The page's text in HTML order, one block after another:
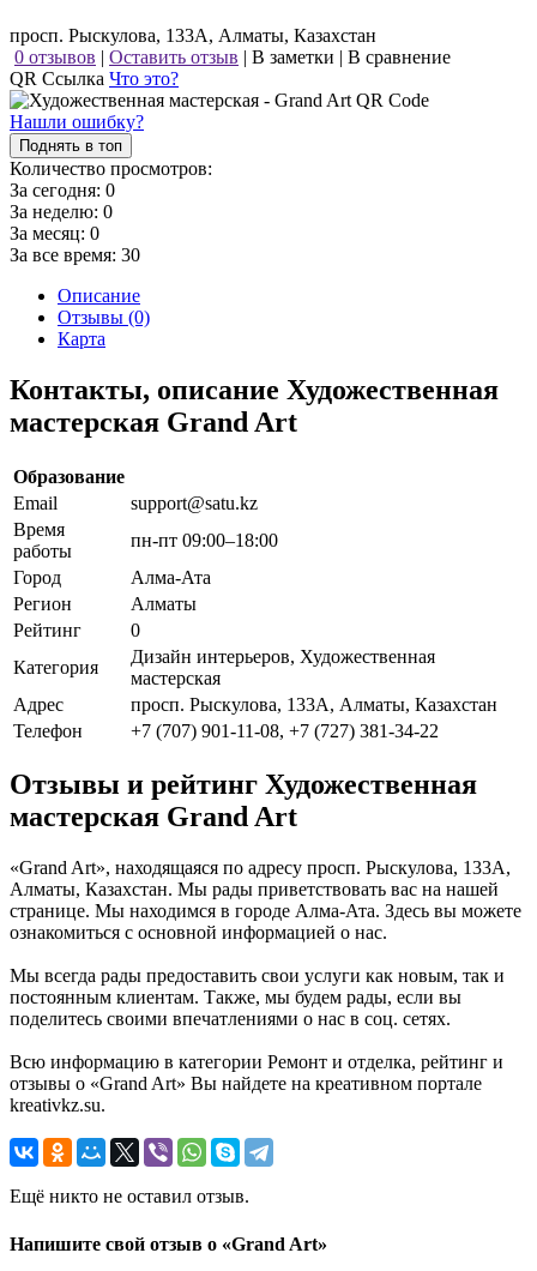
просп. Рыскулова, 133А, Алматы, Казахстан
0 отзывов | Оставить отзыв | В заметки | В сравнение
QR Ссылка Что это?
Нашли ошибку?
Поднять в топ
Количество просмотров:
За сегодня: 0
За неделю: 0
За месяц: 0
За все время: 30
Описание
Отзывы (0)
Карта
Контакты, описание Художественная
мастерская Grand Art
Образование
Email
support@satu.kz
Время
работы
пн-пт 09:00–18:00
Город
Алма-Ата
Регион
Алматы
Рейтинг
0
Категория
Дизайн интерьеров, Художественная
мастерская
Адрес
просп. Рыскулова, 133А, Алматы, Казахстан
Телефон
+7 (707) 901-11-08, +7 (727) 381-34-22
Отзывы и рейтинг Художественная
мастерская Grand Art
«Grand Art», находящаяся по адресу просп. Рыскулова, 133А,
Алматы, Казахстан. Мы рады приветствовать вас на нашей
странице. Мы находимся в городе Алма-Ата. Здесь вы можете
ознакомиться с основной информацией о нас.
Мы всегда рады предоставить свои услуги как новым, так и
постоянным клиентам. Также, мы будем рады, если вы
поделитесь своими впечатлениями о нас в соц. сетях.
Всю информацию в категории Ремонт и отделка, рейтинг и
отзывы о «Grand Art» Вы найдете на креативном портале
kreativkz.su.
Ещё никто не оставил отзыв.
Напишите свой отзыв о «Grand Art»